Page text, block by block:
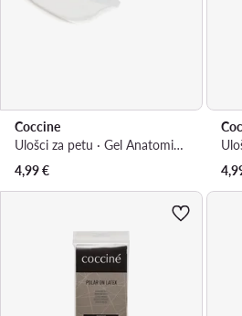
Coccine
Ulošci za petu · Gel Anatomic- Heel Pad Gel 665/16/93A-F
4,99€